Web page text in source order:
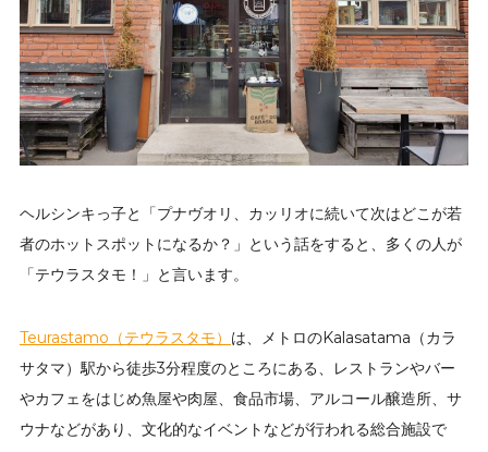
ヘルシンキっ子と「プナヴオリ、カッリオに続いて次はどこが若
者のホットスポットになるか？」という話をすると、多くの人が
「テウラスタモ！」と言います。
Teurastamo（テウラスタモ） は、メトロのKalasatama（カラ
サタマ）駅から徒歩3分程度のところにある、レストランやバー
やカフェをはじめ魚屋や肉屋、食品市場、アルコール醸造所、サ
ウナなどがあり、文化的なイベントなどが行われる総合施設で